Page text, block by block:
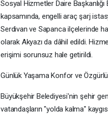
Sosyal Hizmetler Daire
kapsamında, engelli araç şarj
Serdivan ve Sapanca ilçelerinde
olarak Akyazı da dâhil edildi.
erişimi sorunsuz hale getirildi.
​Günlük Yaşama Konfor ve
Büyükşehir Belediyesi'nin şehir
vatandaşların "yolda kalma"